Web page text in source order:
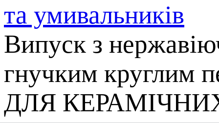
та умивальників
Випуск з
гнучким круглим
ДЛЯ